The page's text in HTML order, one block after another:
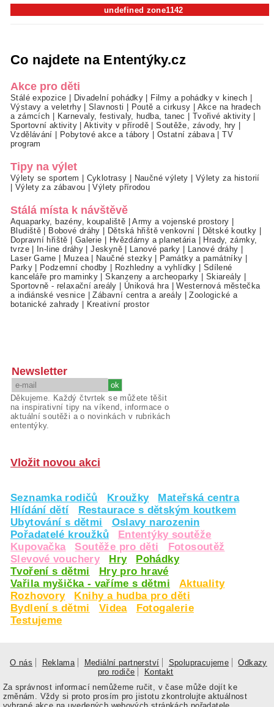
undefined zone1142
Co najdete na Ententýky.cz
Akce pro děti
Stálé expozice | Divadelní pohádky | Filmy a pohádky v kinech |
Výstavy a veletrhy|Slavnosti | Poutě a cirkusy | Akce na hradech
a zámcích | Karnevaly, festivaly, hudba, tanec | Tvořivé aktivity |
Sportovní aktivity|Aktivity v přírodě |Soutěže, závody, hry |
Vzdělávání | Pobytové akce a tábory | Ostatní zábava |TV
program
Tipy na výlet
Výlety se sportem | Cyklotrasy | Naučné výlety | Výlety za historií
| Výlety za zábavou |Výlety přírodou
Stálá místa k návštěvě
Aquaparky, bazény, koupaliště |Army a vojenské prostory |
Bludiště | Bobové dráhy | Dětská hřiště venkovní | Dětské koutky |
Dopravní hřiště | Galerie | Hvězdárny a planetária | Hrady, zámky,
tvrze| In-line dráhy |Jeskyně| Lanové parky | Lanové dráhy |
Laser Game | Muzea| Naučné stezky | Památky a památníky |
Parky| Podzemní chodby | Rozhledny a vyhlídky | Sdílené
kanceláře pro maminky |Skanzeny a archeoparky | Skiareály |
Sportovně - relaxační areály | Úniková hra |Westernová městečka
a indiánské vesnice |Zábavní centra a areály |Zoologické a
botanické zahrady | Kreativní prostor
Newsletter
Děkujeme. Každý čtvrtek se můžete těšit
na inspirativní tipy na víkend, informace o
aktuální soutěži a o novinkách v rubrikách
ententýky.
Vložit novou akci
Seznamka rodičů Kroužky
Mateřská centra
Hlídání dětí
Restaurace s dětským koutkem
Ubytování s dětmi
Oslavy narozenin
Pořadatelé kroužků
Ententýky soutěže
Kupovačka
Soutěže pro děti
Fotosoutěž
Slevové vouchery
Hry
Pohádky
Tvoření s dětmi
Hry pro hravé
Vařila myšička - vaříme s dětmi
Aktuality
Rozhovory
Knihy a hudba pro děti
Bydlení s dětmi
Videa
Fotogalerie
Testujeme
O nás Reklama Mediální partnerství Spolupracujeme
Odkazy
pro rodiče
Kontakt
Za správnost informací nemůžeme ručit, v čase může dojít ke
změnám. Vždy si proto prosím pro jistotu zkontrolujte aktuálnost